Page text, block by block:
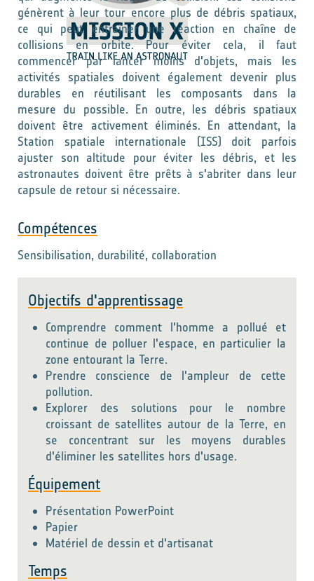
génèrent à leur tour encore plus de débris spatiaux,
ce qui peut entraîner une réaction en chaîne de
collisions en orbite. Pour éviter cela, il faut
commencer par lancer moins d'objets, mais les
activités spatiales doivent également devenir plus
durables en réutilisant les composants dans la
mesure du possible. En outre, les débris spatiaux
doivent être activement éliminés. En attendant, la
Station spatiale internationale (ISS) doit parfois
ajuster son altitude pour éviter les débris, et les
astronautes doivent être prêts à s'abriter dans leur
capsule de retour si nécessaire.
Compétences
Sensibilisation, durabilité, collaboration
Objectifs d'apprentissage
Comprendre comment l'homme a pollué et
continue de polluer l'espace, en particulier la
zone entourant la Terre.
Prendre conscience de l'ampleur de cette
pollution.
Explorer des solutions pour le nombre
croissant de satellites autour de la Terre, en
se concentrant sur les moyens durables
d'éliminer les satellites hors d'usage.
Équipement
Présentation PowerPoint
Papier
Matériel de dessin et d'artisanat
Temps